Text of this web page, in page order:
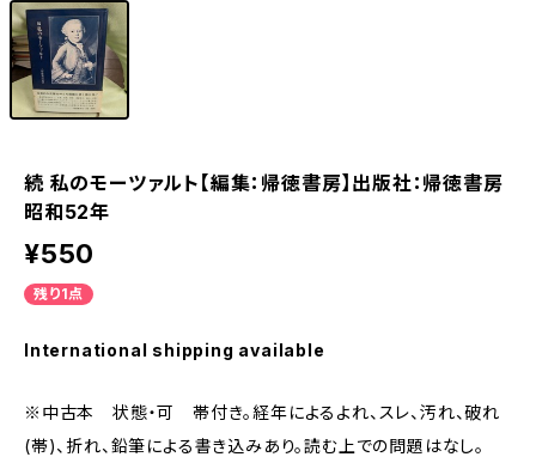
続 私のモーツァルト【編集：帰徳書房】出版社：帰徳書房
昭和52年
¥550
残り1点
International shipping available
※中古本 状態・可 帯付き。経年によるよれ、スレ、汚れ、破れ
(帯)、折れ、鉛筆による書き込みあり。読む上での問題はなし。